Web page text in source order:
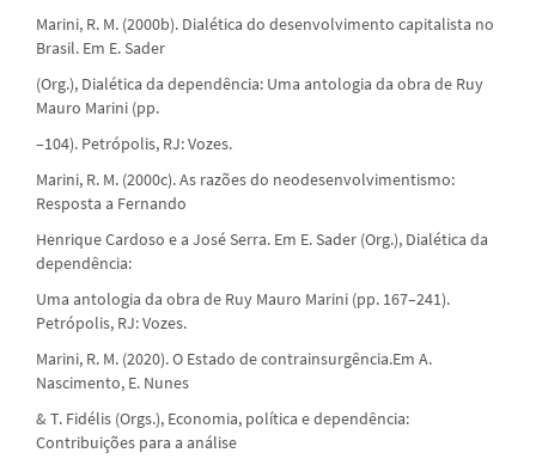
Marini, R. M. (2000b). Dialética do desenvolvimento capitalista no
Brasil. Em E. Sader
(Org.), Dialética da dependência: Uma antologia da obra de Ruy
Mauro Marini (pp.
–104). Petrópolis, RJ: Vozes.
Marini, R. M. (2000c). As razões do neodesenvolvimentismo:
Resposta a Fernando
Henrique Cardoso e a José Serra. Em E. Sader (Org.), Dialética da
dependência:
Uma antologia da obra de Ruy Mauro Marini (pp. 167–241).
Petrópolis, RJ: Vozes.
Marini, R. M. (2020). O Estado de contrainsurgência.Em A.
Nascimento, E. Nunes
& T. Fidélis (Orgs.), Economia, política e dependência:
Contribuições para a análise